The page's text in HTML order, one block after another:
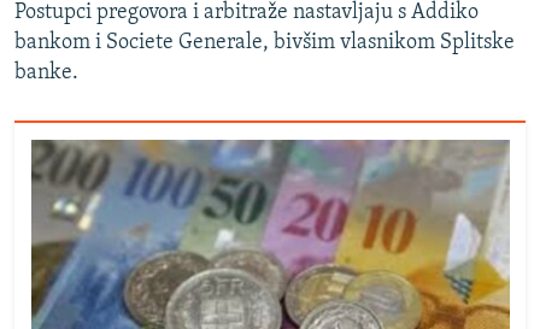
Postupci pregovora i arbitraže nastavljaju s Addiko
bankom i Societe Generale, bivšim vlasnikom Splitske
banke.